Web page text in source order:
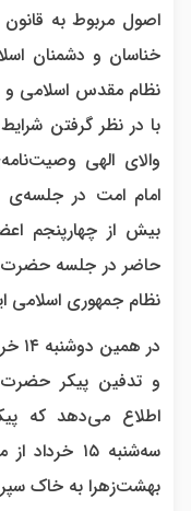
اصول مربوط به
خناسان و دشمنان
نظام مقدس اسلامی و
با در نظر گرفتن
والای الهی
حاضر در جلسه حضرت
نظام جمهوری اسلامی
در
و تدفین پیکر
اطلاع می‌دهد که
سه‌شنبه ۱۵
بهشت‌زهرا به خاک